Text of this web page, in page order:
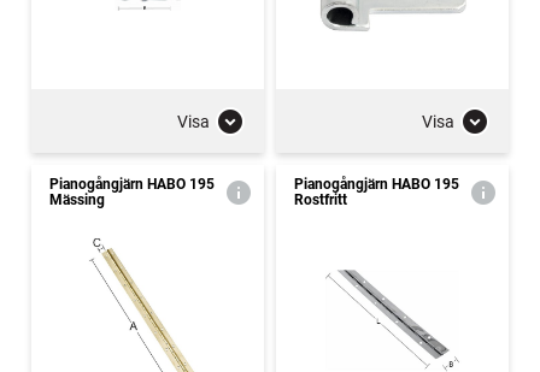
Visa Visa
Pianogångjärn HABO 195
Mässing
Pianogångjärn HABO 195
Rostfritt